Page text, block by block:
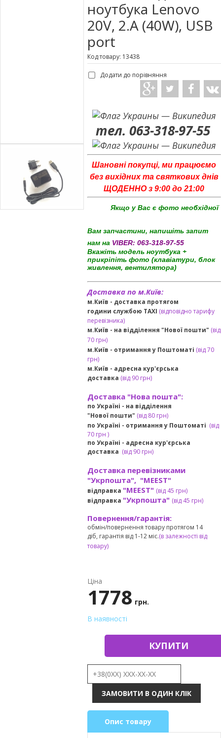
ноутбука Lenovo
20V, 2.A (40W), USB
port
Код товару: 13438
Додати до порівняння
тел. 063-318-97-55
Шановні покупці, ми працюємо
без вихідних та святкових днів
ЩОДЕННО з 9:00 до 21:00
Якщо у Вас є фото необхідної
Вам запчастини, напишіть запит
нам на VIBER: 063-318-97-55
Вкажіть модель ноутбука +
прикріпіть фото (клавіатури, блок
живлення, вентилятора)
Доставка по м.Київ:
м.Київ - доставка протягом
години службою TAXI (відповідно тарифу
перевізника)
м.Київ - на відділення "Нової пошти" (від
70 грн)
м.Київ - отримання у Поштоматі (від 70
грн)
м.Київ - адресна кур'єрська
доставка (від90 грн)
Доставка "Нова пошта":
по Україні - на відділення
"Нової пошти" (від 80 грн)
по Україні - отримання у Поштоматі (від
70 грн )
по Україні - адресна кур'єрська
доставка (від90 грн)
Доставка перевізниками
"Укрпошта", "MEEST"
відправка "MEEST" (від 45 грн)
відправка "Укрпошта" (від 45 грн)
Повернення/гарантія:
обмін/повернення товару протягом 14
діб, гарантія від 1-12 міс.(в залежності від
товару)
Ціна
1778 грн.
В наявності
КУПИТИ
Опис товару